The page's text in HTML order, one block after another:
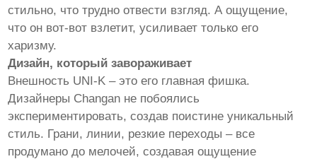
стильно, что трудно отвести взгляд. А ощущение,
что он вот-вот взлетит, усиливает только его
харизму.
Дизайн, который завораживает
Внешность UNI-K – это его главная фишка.
Дизайнеры Changan не побоялись
экспериментировать, создав поистине уникальный
стиль. Грани, линии, резкие переходы – все
продумано до мелочей, создавая ощущение